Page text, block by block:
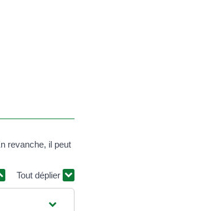
revanche, il peut
Tout déplier